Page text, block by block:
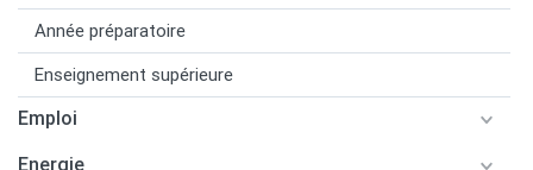
Année préparatoire
Enseignement supérieure
Emploi
Energie